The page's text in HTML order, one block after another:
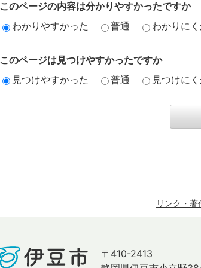
このページの内容は分かりやすかったですか
わかりやすかった
普通 わかりに
このページは見つけやすかったですか
見つけやすかった
普通 見つけに
リンク・
〒410-2413